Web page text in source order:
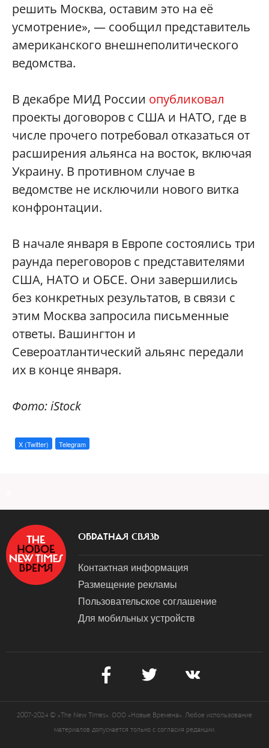
решить Москва, оставим это на её
усмотрение», — сообщил представитель
американского внешнеполитического
ведомства.
В декабре МИД России опубликовал
проекты договоров с США и НАТО, где в
числе прочего потребовал отказаться от
расширения альянса на восток, включая
Украину. В противном случае в
ведомстве не исключили нового витка
конфронтации.
В начале января в Европе состоялись три
раунда переговоров с представителями
США, НАТО и ОБСЕ. Они завершились
без конкретных результатов, в связи с
этим Москва запросила письменные
ответы. Вашингтон и
Североатлантический альянс передали
их в конце января.
Фото: iStock
X (Twitter) Telegram
ОБРАТНАЯ СВЯЗЬ
Контактная информация
Размещение рекламы
Пользовательское соглашение
Для мобильных устройств
2007-2024 © «The New Times». ООО «Новые Времена». Любое использование
материалов допускается только с согласия редакции.